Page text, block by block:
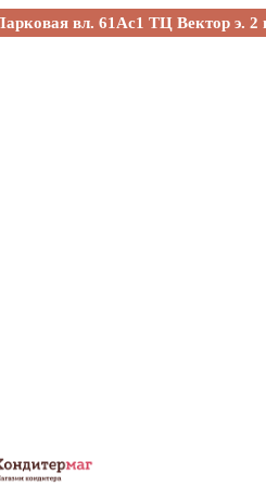
вл. 61Ас1 ТЦ Вектор э. 2